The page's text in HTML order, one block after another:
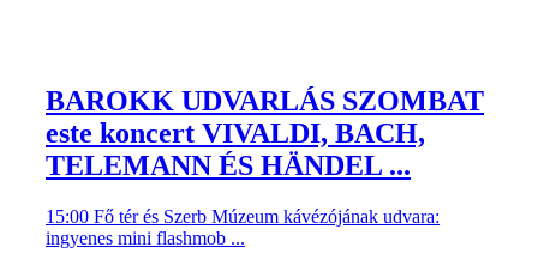
BAROKK UDVARLÁS SZOMBAT
este koncert VIVALDI, BACH,
TELEMANN ÉS HÄNDEL ...
15:00 Fő tér és Szerb Múzeum kávézójának udvara:
ingyenes mini flashmob ...